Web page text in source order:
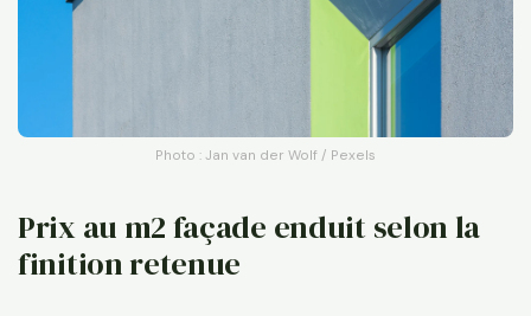
Photo : Jan van der Wolf / Pexels
Prix au m2 façade enduit selon la
finition retenue